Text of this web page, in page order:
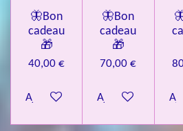
🦋Bon
cadeau
🎁
40,00 €
Ajouter au panier
🦋Bon
cadeau
🎁
70,00 €
Ajouter au panier